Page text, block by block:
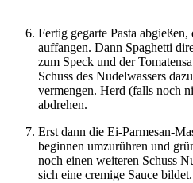
Fertig gegarte Pasta
auffangen. Dann Spaghetti
zum Speck und der
Schuss des Nudelwassers
vermengen. Herd (falls noch
abdrehen.
Erst dann die Ei-Parmesan-
beginnen umzurühren und
noch einen weiteren Schuss
sich eine cremige Sauce bildet.